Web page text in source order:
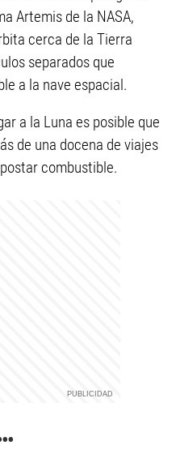
Artemis de la NASA,
cerca de la Tierra
separados que
a la nave espacial.
a la Luna es posible que
de una docena de viajes
combustible.